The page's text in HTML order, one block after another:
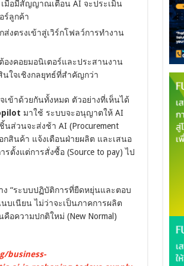
เมื่อมีสัญญาณเตือน AI จะประเมิน
ร์ลูกค้า
ส่งตรงเข้าสู่เวิร์กโฟลว์การทำงาน
งคอยมอนิเตอร์และประสานงาน
ใจเชิงกลยุทธ์ที่สำคัญกว่า
เข้าด้วยกันทั้งหมด ตัวอย่างที่เห็นได้
มาใช้ ระบบจะอนุญาตให้ AI
นส่วนจะส่งช้า AI (Procurement
สินค้า แจ้งเตือนฝ่ายผลิต และเสนอ
ตั้งแต่การสั่งซื้อ (Source to pay) ไป
ง “ระบบปฏิบัติการที่ยืดหยุ่นและตอบ
บเนียน ไม่ว่าจะเป็นภาคการผลิต
อความปกติใหม่ (New Normal)
business-